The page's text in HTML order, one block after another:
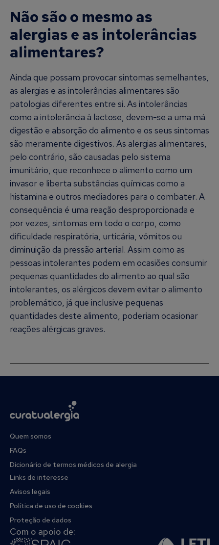
Não são o mesmo as
alergias e as intolerâncias
alimentares?
Ainda que possam provocar sintomas semelhantes,
as alergias e as intolerâncias alimentares são
patologias diferentes entre si. As intolerâncias
como a intolerância à lactose, devem-se a uma má
digestão e absorção do alimento e os seus sintomas
são meramente digestivos. As alergias alimentares,
pelo contrário, são causadas pelo sistema
imunitário, que reconhece o alimento como um
invasor e liberta substâncias químicas como a
histamina e outros mediadores para o combater. A
consequência é uma reação desproporcionada e
por vezes, sintomas em todo o corpo, como
dificuldade respiratória, urticária, vómitos ou
diminuição da pressão arterial. Assim como as
pessoas intolerantes podem em ocasiões consumir
pequenas quantidades do alimento ao qual são
intolerantes, os alérgicos devem evitar o alimento
problemático, já que inclusive pequenas
quantidades deste alimento, poderiam ocasionar
reações alérgicas graves.
Quem somos
FAQs
Dicionário de termos médicos de alergia
Links de interesse
Avisos legais
Política de uso de cookies
Proteção de dados
Com o apoio de: